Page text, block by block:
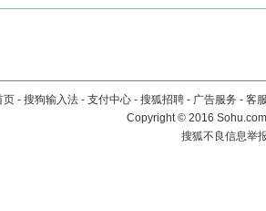
页 - 搜狗输入法 - 支付中心 - 搜狐招聘 - 广告服务 - 客
Copyright©2016
搜狐不良信息举